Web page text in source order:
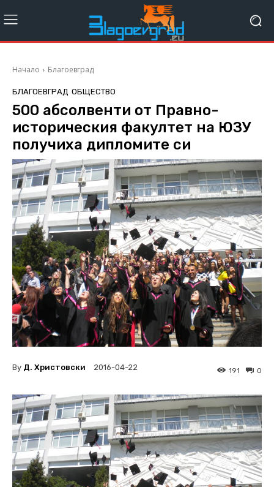
Начало Благоевград
БЛАГОЕВГРАД ОБЩЕСТВО
500 абсолвенти от Правно-
историческия факултет на ЮЗУ
получиха дипломите си
By Д. Христовски 2016-04-22 0
191